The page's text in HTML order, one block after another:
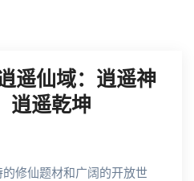
遥仙域：逍遥神
逍遥乾坤
修仙题材和广阔的开放世